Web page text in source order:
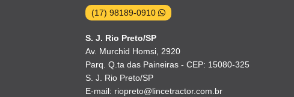
(17) 98189-0910
S. J. Rio Preto/SP
Av. Murchid Homsi, 2920
Parq. Q.ta das Paineiras - CEP: 15080-325
S. J. Rio Preto/SP
E-mail: riopreto@lincetractor.com.br